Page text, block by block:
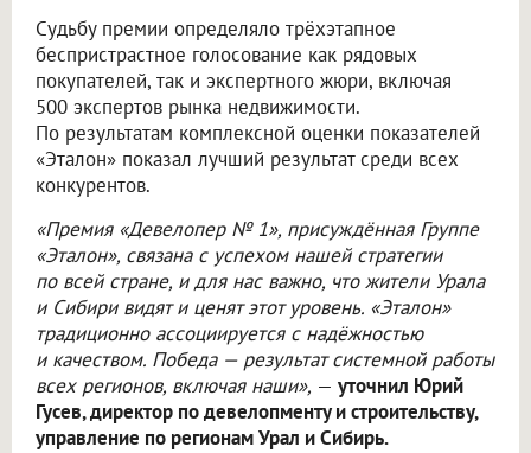
Судьбу премии определяло трёхэтапное
беспристрастное голосование как рядовых
покупателей, так и экспертного жюри, включая
500 экспертов рынка недвижимости.
По результатам комплексной оценки показателей
«Эталон» показал лучший результат среди всех
конкурентов.
«Премия «Девелопер № 1», присуждённая Группе
«Эталон», связана с успехом нашей стратегии
по всей стране, и для нас важно, что жители Урала
и Сибири видят и ценят этот уровень. «Эталон»
традиционно ассоциируется с надёжностью
и качеством. Победа — результат системной работы
всех регионов, включая наши», — уточнил Юрий
Гусев, директор по девелопменту и строительству,
управление по регионам Урал и Сибирь.